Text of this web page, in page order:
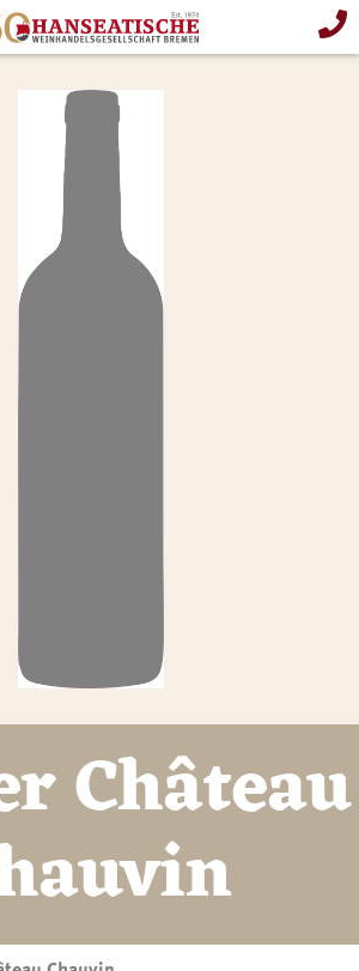
Château